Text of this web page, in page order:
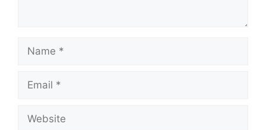
Name
Email
Website